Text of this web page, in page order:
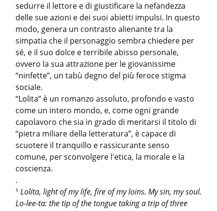
sedurre il lettore e di giustificare la nefandezza
delle sue azioni e dei suoi abietti impulsi. In questo
modo, genera un contrasto alienante tra la
simpatia che il personaggio sembra chiedere per
sé, e il suo dolce e terribile abisso personale,
ovvero la sua attrazione per le giovanissime
“ninfette”, un tabù degno del più feroce stigma
sociale.
“Lolita” è un romanzo assoluto, profondo e vasto
come un intero mondo, e, come ogni grande
capolavoro che sia in grado di meritarsi il titolo di
“pietra miliare della letteratura”, è capace di
scuotere il tranquillo e rassicurante senso
comune, per sconvolgere l'etica, la morale e la
coscienza.
.
¹ Lolita, light of my life, fire of my loins. My sin, my soul.
Lo-lee-ta: the tip of the tongue taking a trip of three